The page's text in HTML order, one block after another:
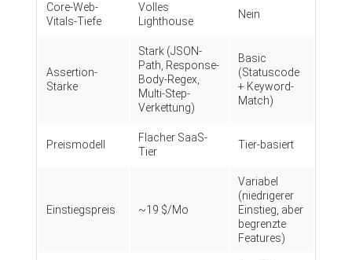
Core-Web-
Vitals-Tiefe
Volles
Lighthouse
Nein
Assertion-
Stärke
Stark (JSON-
Path, Response-
Body-Regex,
Multi-Step-
Verkettung)
Basic
(Statuscode
+ Keyword-
Match)
Preismodell
Flacher SaaS-
Tier
Tier-basiert
Einstiegspreis ~19 $/Mo
Variabel
(niedrigerer
Einstieg, aber
begrenzte
Features)